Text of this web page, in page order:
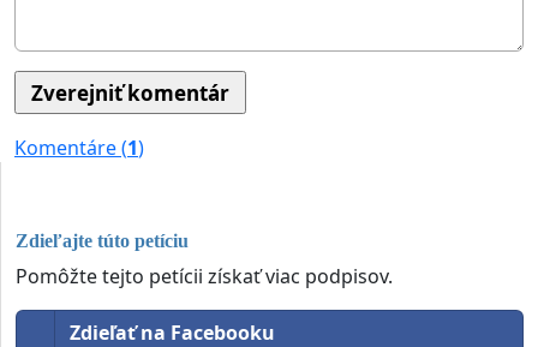
Komentáre (1)
Zdieľajte túto petíciu
Pomôžte tejto petícii získať viac podpisov.
Zdieľať na Facebooku